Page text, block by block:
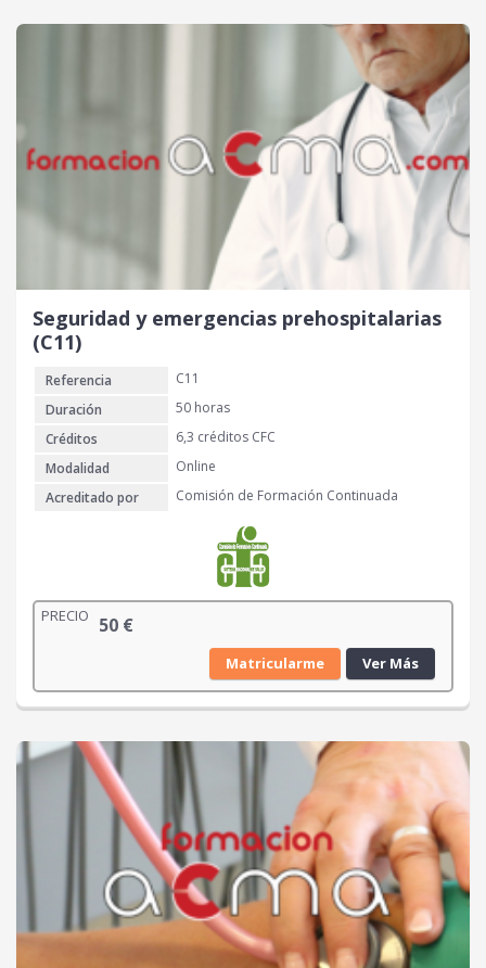
Seguridad y emergencias prehospitalarias
(C11)
Referencia
C11
Duración
50 horas
Créditos
6,3 créditos CFC
Modalidad
Online
Acreditado por
Comisión de Formación Continuada
PRECIO 50 €
Matricularme Ver Más